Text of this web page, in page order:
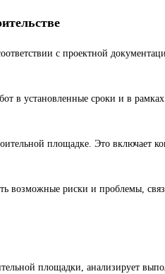
с проектной
в установленные сроки и в
площадке. Это включает
риски и проблемы,
площадки, анализирует